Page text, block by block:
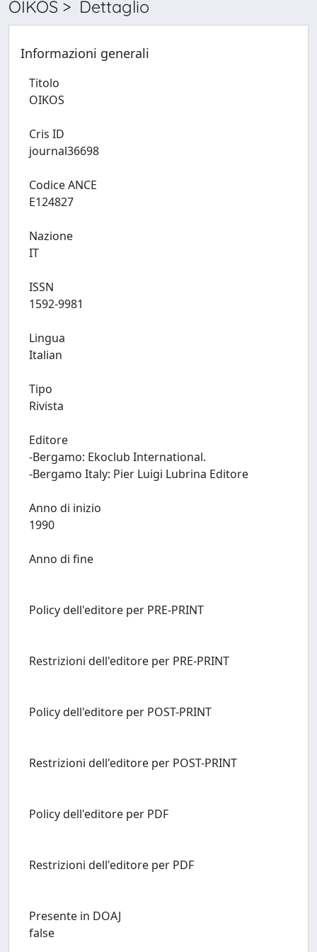
OIKOS > Dettaglio
Informazioni generali
Titolo
Cris ID
Codice ANCE
Nazione
ISSN
Lingua
Tipo
Rivista
Editore
-Bergamo: Ekoclub International.
Anno di inizio
Anno di fine
Policy dell'editore per PRE-PRINT
Restrizioni dell'editore per PRE-PRINT
Policy dell'editore per POST-PRINT
Restrizioni dell'editore per POST-PRINT
Policy dell'editore per PDF
Restrizioni dell'editore per PDF
Presente in DOAJ